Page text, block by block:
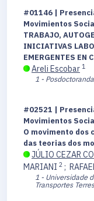
#01146 |
Movimientos
TRABAJO,
INICIATIVAS
EMERGENTES EN
Areli Escobar 1
1 -
#02521 |
Movimientos
O movimento dos
das teorias dos
JÚLIO CEZAR
MARIANI 2 ;
1 - Universidade
Transportes